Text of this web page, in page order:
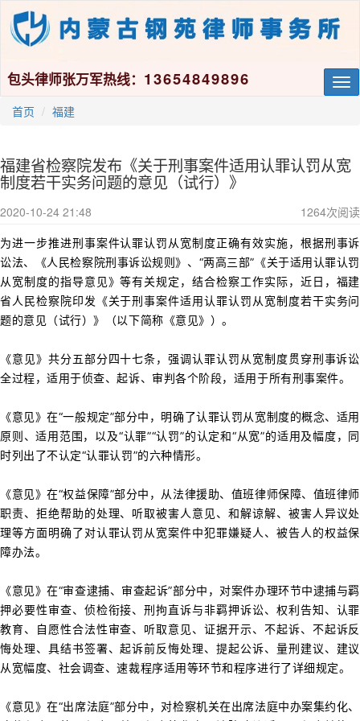
包头律师张万军热线： 13654849896
首页 福建
福建省检察院发布《关于刑事案件适用认罪认罚从宽
制度若干实务问题的意见（试行）》
2020-10-24 21:48 1264次阅读
为进一步推进刑事案件认罪认罚从宽制度正确有效实施，根据刑事诉
讼法、《人民检察院刑事诉讼规则》、“两高三部”《关于适用认罪认罚
从宽制度的指导意见》等有关规定，结合检察工作实际，近日，福建
省人民检察院印发《关于刑事案件适用认罪认罚从宽制度若干实务问
题的意见（试行）》（以下简称《意见》）。
《意见》共分五部分四十七条，强调认罪认罚从宽制度贯穿刑事诉讼
全过程，适用于侦查、起诉、审判各个阶段，适用于所有刑事案件。
《意见》在“一般规定”部分中，明确了认罪认罚从宽制度的概念、适用
原则、适用范围，以及“认罪”“认罚”的认定和“从宽”的适用及幅度，同
时列出了不认定“认罪认罚”的六种情形。
《意见》在“权益保障”部分中，从法律援助、值班律师保障、值班律师
职责、拒绝帮助的处理、 听取被害人意见、 和解谅解、 被害人异议处
理等方面明确了对认罪认罚从宽案件中犯罪嫌疑人、被告人的权益保
障办法。
《意见》在“审查逮捕、审查起诉”部分中，对案件办理环节中逮捕与羁
押必要性审查、侦检衔接、刑拘直诉与非羁押诉讼、权利告知、认罪
教育、自愿性合法性审查、听取意见、证据开示、不起诉、不起诉反
悔处理、具结书签署、起诉前反悔处理、提起公诉、量刑建议、建议
从宽幅度、社会调查、速裁程序适用等环节和程序进行了详细规定。
《意见》在“出席法庭”部分中，对检察机关在出席法庭中办案集约化、